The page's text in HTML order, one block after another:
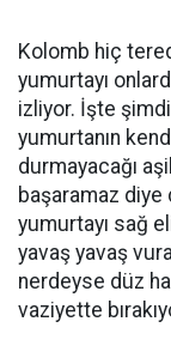
Kolomb hiç
yumurtayı
izliyor. İşte
yumurtanın
durmayacağı
başaramaz
yumurtayı sağ
yavaş yavaş
nerdeyse düz
vaziyette